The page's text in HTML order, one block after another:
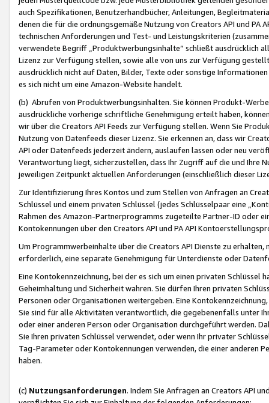
auch Spezifikationen, Benutzerhandbücher, Anleitungen,
denen die für die ordnungsgemäße Nutzung von Creators API und PA
technischen Anforderungen und Test- und Leistungskriterien
verwendete Begriff „Produktwerbungsinhalte“ schließt ausdrücklich
Lizenz zur Verfügung stellen, sowie alle von uns zur Verfügung
ausdrücklich nicht auf Daten, Bilder, Texte oder sonstige
es sich nicht um eine Amazon-Website handelt.
(b) Abrufen von Produktwerbungsinhalten. Sie können Produkt-
ausdrückliche vorherige schriftliche Genehmigung erteilt haben,
wir über die Creators API Feeds zur Verfügung stellen. Wenn Sie
Nutzung von Datenfeeds dieser Lizenz. Sie erkennen an, dass wir
API oder Datenfeeds jederzeit ändern, auslaufen lassen oder neu
Verantwortung liegt, sicherzustellen, dass Ihr Zugriff auf die und Ihre
jeweiligen Zeitpunkt aktuellen Anforderungen (einschließlich dieser
Zur Identifizierung Ihres Kontos und zum Stellen von Anfragen an
Schlüssel und einem privaten Schlüssel (jedes Schlüsselpaar eine
Rahmen des Amazon-Partnerprogramms zugeteilte Partner-ID oder
Kontokennungen über den Creators API und PA API
Um Programmwerbeinhalte über die Creators API Dienste zu
erforderlich, eine separate Genehmigung für Unterdienste oder
Eine Kontokennzeichnung, bei der es sich um einen privaten
Geheimhaltung und Sicherheit wahren. Sie dürfen Ihren privaten
Personen oder Organisationen weitergeben. Eine
Sie sind für alle Aktivitäten verantwortlich, die gegebenenfalls unter
oder einer anderen Person oder Organisation durchgeführt werden.
Sie Ihren privaten Schlüssel verwendet, oder wenn Ihr privater
Tag-Parameter oder Kontokennungen verwenden, die einer anderen
haben.
(c) Nutzungsanforderungen. Indem Sie Anfragen an Creators API